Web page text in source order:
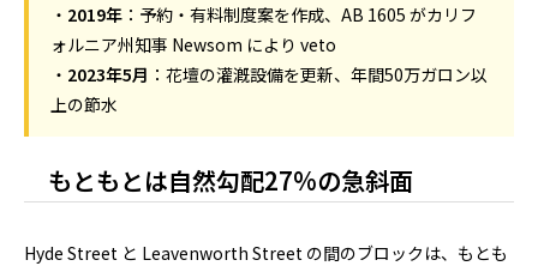
・ 2019年 ：予約・有料制度案を作成、AB 1605 がカリフ
ォルニア州知事 Newsom により veto
・ 2023年5月 ：花壇の灌漑設備を更新、年間50万ガロン以
上の節水
もともとは自然勾配27%の急斜面
Hyde Street と Leavenworth Street の間のブロックは、もとも